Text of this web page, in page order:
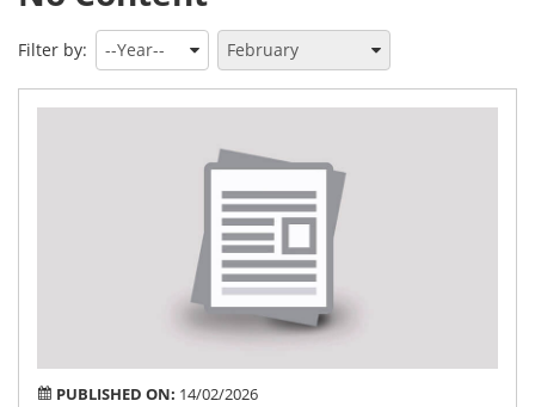
Filter by:
PUBLISHED ON: 14/02/2026